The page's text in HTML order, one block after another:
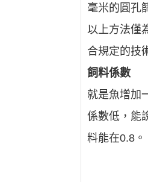
毫米的圓孔
以上方法僅
合規定的技
飼料係數
就是魚增加
係數低，能
料能在0.8。